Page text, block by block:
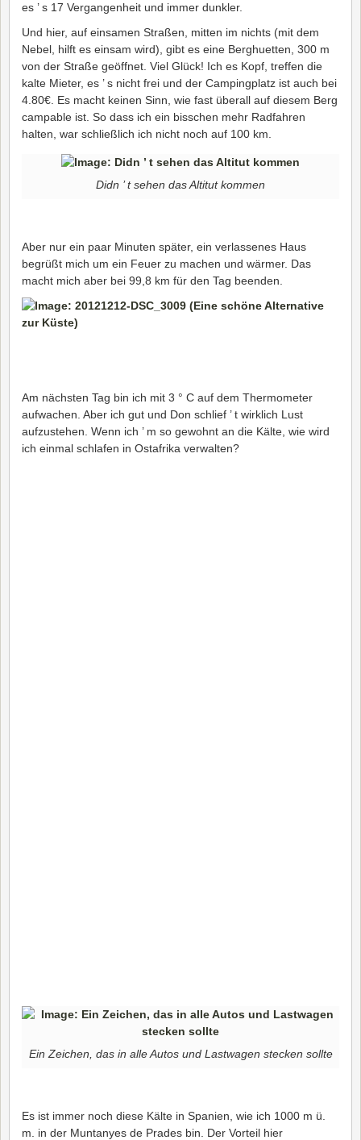
es ’ s 17 Vergangenheit und immer dunkler.
Und hier, auf einsamen Straßen, mitten im nichts (mit dem
Nebel, hilft es einsam wird), gibt es eine Berghuetten, 300 m
von der Straße geöffnet. Viel Glück! Ich es Kopf, treffen die
kalte Mieter, es ’ s nicht frei und der Campingplatz ist auch bei
4.80€. Es macht keinen Sinn, wie fast überall auf diesem Berg
campable ist. So dass ich ein bisschen mehr Radfahren
halten, war schließlich ich nicht noch auf 100 km.
Didn ’ t sehen das Altitut kommen
Aber nur ein paar Minuten später, ein verlassenes Haus
begrüßt mich um ein Feuer zu machen und wärmer. Das
macht mich aber bei 99,8 km für den Tag beenden.
Am nächsten Tag bin ich mit 3 ° C auf dem Thermometer
aufwachen. Aber ich gut und Don schlief ’ t wirklich Lust
aufzustehen. Wenn ich ’ m so gewohnt an die Kälte, wie wird
ich einmal schlafen in Ostafrika verwalten?
Ein Zeichen, das in alle Autos und Lastwagen stecken sollte
Es ist immer noch diese Kälte in Spanien, wie ich 1000 m ü.
m. in der Muntanyes de Prades bin. Der Vorteil hier